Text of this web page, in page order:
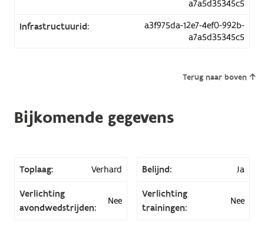
a7a5d35345c5
Infrastructuurid:
a3f975da-12e7-4ef0-992b-
a7a5d35345c5
Terug naar boven
Bijkomende gegevens
Toplaag: Verhard Belijnd: Ja
Verlichting
avondwedstrijden:
Nee
Verlichting
trainingen:
Nee